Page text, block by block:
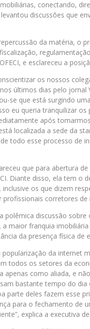
conectando,
discussões que
da matéria, o
e esclareceu a
os nossos
últimos dias pelo
se que está surgindo
eu queria tranquilizar os
após
localizada a sede da
todo esse processo de
que para abertura
Diante disso, ela tem o
os que dizem
profissionais corretores de
polêmica discussão
a maior franquia
da presença física de
popularização da internet
todos os setores da
apenas como aliada, e
bastante tempo do
parte deles fazem esse
para o fechamento de
explica a executiva